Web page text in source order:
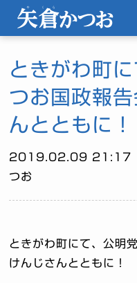
ときがわ町
つお国政報
んとともに！
2019.02.09 21:17
つお
ときがわ町にて、公明
けんじさんとともに！